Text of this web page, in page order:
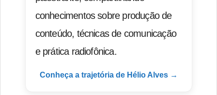
conhecimentos sobre produção de
conteúdo, técnicas de comunicação
e prática radiofônica.
Conheça a trajetória de Hélio Alves →